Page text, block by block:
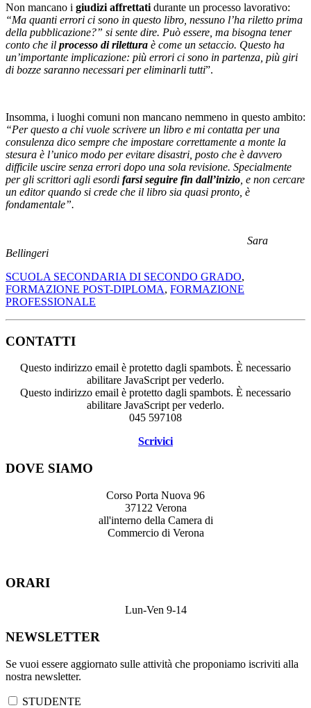
Non mancano i giudizi affrettati durante un processo lavorativo:
“Ma quanti errori ci sono in questo libro, nessuno l’ha riletto prima
della pubblicazione?” si sente dire. Può essere, ma bisogna tener
conto che il processo di rilettura è come un setaccio. Questo ha
un’importante implicazione: più errori ci sono in partenza, più giri
di bozze saranno necessari per eliminarli tutti”.
Insomma, i luoghi comuni non mancano nemmeno in questo ambito:
“Per questo a chi vuole scrivere un libro e mi contatta per una
consulenza dico sempre che impostare correttamente a monte la
stesura è l’unico modo per evitare disastri, posto che è davvero
difficile uscire senza errori dopo una sola revisione. Specialmente
per gli scrittori agli esordi farsi seguire fin dall’inizio , e non cercare
un editor quando si crede che il libro sia quasi pronto, è
fondamentale”.
Sara
Bellingeri
SCUOLA SECONDARIA DI SECONDO GRADO,
FORMAZIONE POST-DIPLOMA, FORMAZIONE
PROFESSIONALE
CONTATTI
Questo indirizzo email è protetto dagli spambots. È necessario
abilitare JavaScript per vederlo.
Questo indirizzo email è protetto dagli spambots. È necessario
abilitare JavaScript per vederlo.
045 597108
Scrivici
DOVE SIAMO
Corso Porta Nuova 96
37122 Verona
all'interno della Camera di
Commercio di Verona
ORARI
Lun-Ven 9-14
NEWSLETTER
Se vuoi essere aggiornato sulle attività che proponiamo iscriviti alla
nostra newsletter.
STUDENTE